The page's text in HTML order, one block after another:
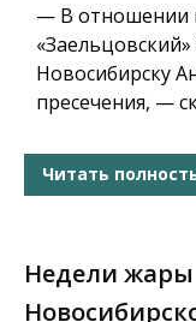
— В отношении
Новосибирску
пресечения, —
Читать
Недели